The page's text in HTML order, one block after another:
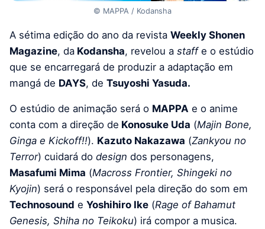
© MAPPA / Kodansha
A sétima edição do ano da revista Weekly Shonen
Magazine, da Kodansha, revelou a staffe o estúdio
que se encarregará de produzir a adaptação em
mangá de DAYS, de Tsuyoshi Yasuda.
O estúdio de animação será o MAPPA e o anime
conta com a direção de Konosuke Uda (Majin Bone,
Ginga e Kickoff!!). Kazuto Nakazawa (Zankyou no
Terror) cuidará do design dos personagens,
Masafumi Mima (Macross Frontier, Shingeki no
Kyojin) será o responsável pela direção do som em
Technosound e Yoshihiro Ike (Rage of Bahamut
Genesis, Shiha no Teikoku) irá compor a musica.